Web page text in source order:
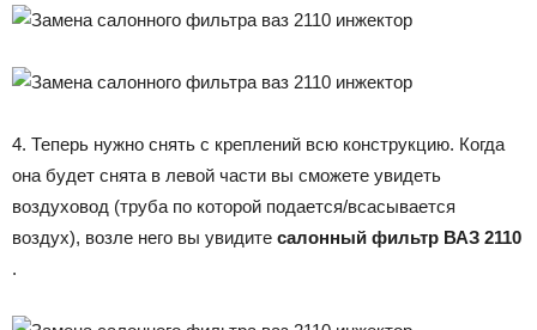
4. Теперь нужно снять с креплений всю конструкцию. Когда
она будет снята в левой части вы сможете увидеть
воздуховод (труба по которой подается/всасывается
воздух), возле него вы увидите салонный фильтр ВАЗ 2110
.